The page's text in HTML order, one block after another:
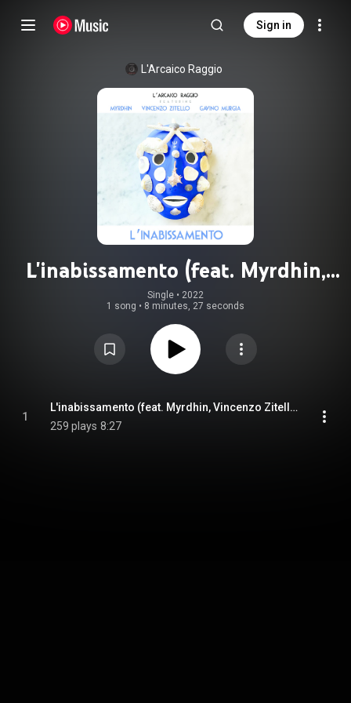
Sign in
L'Arcaico Raggio
L'inabissamento (feat. Myrdhin,
Vincenzo Zitello & Gavino Murgia)
Single • 2022
1 song • 8 minutes, 27 seconds
1
L'inabissamento (feat. Myrdhin, Vincenzo Zitello & Gavino Murgia)
259 plays 8:27